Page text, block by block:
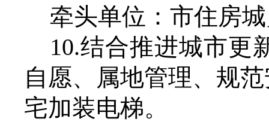
牵头单位：市住房
10.结合推进城市更
自愿、属地管理、规
宅加装电梯。